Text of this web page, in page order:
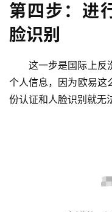
第四步：进
脸识别
这一步是国际上反
个人信息，因为欧易这
份认证和人脸识别就无